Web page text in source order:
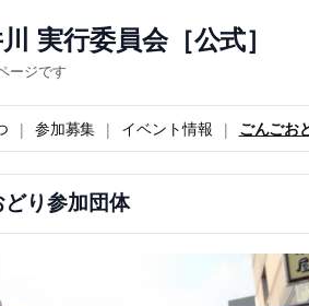
実行委員会［公式］
ージです
参加募集 イベント情報 ごんごお
どり参加団体